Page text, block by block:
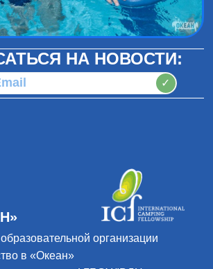
НА НОВОСТИ:
✓
организации
в «Океан»